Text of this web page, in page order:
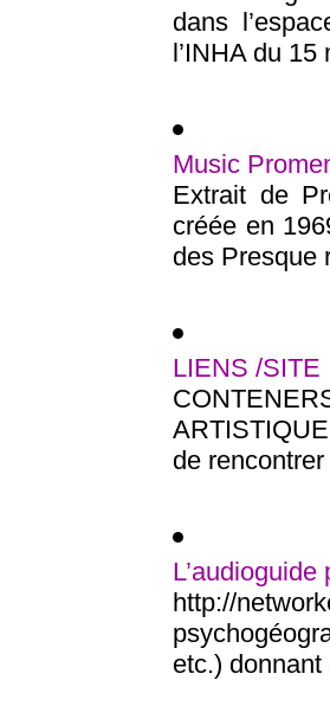
dans
l’INHA du 15
Music
Extrait de
créée en
des Presque
LIENS /SITE
de
http://
etc.)